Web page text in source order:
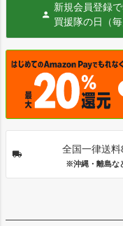
新規会員登録
買援隊の日（
全国一律送
※沖縄・離島な